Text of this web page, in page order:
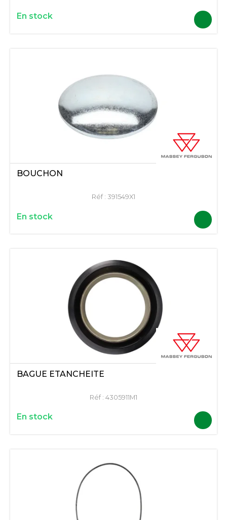
En stock
BOUCHON
Réf : 391549X1
En stock
BAGUE ETANCHEITE
Réf : 4305911M1
En stock